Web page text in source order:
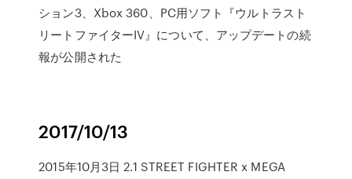
ション3、Xbox 360、PC用ソフト『ウルトラスト
リートファイターIV』について、アップデートの続
報が公開された
2017/10/13
2015年10月3日 2.1 STREET FIGHTER x MEGA